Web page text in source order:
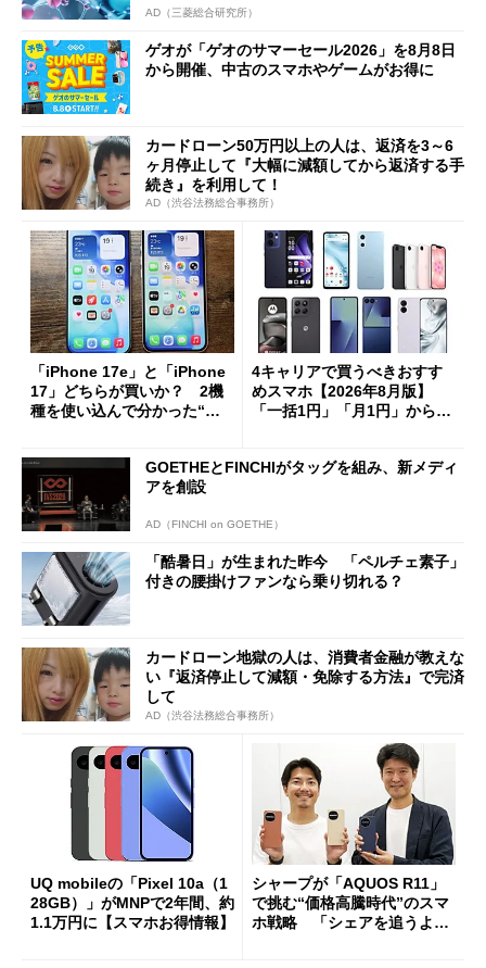
AD（三菱総合研究所）
ゲオが「ゲオのサマーセール2026」を8月8日
から開催、中古のスマホやゲームがお得に
カードローン50万円以上の人は、返済を3～6
ヶ月停止して『大幅に減額してから返済する手
続き』を利用して！
AD（渋谷法務総合事務所）
「iPhone 17e」と「iPhone
17」どちらが買いか？ 2機
種を使い込んで分かった“ス
4キャリアで買うべきおすす
めスマホ【2026年8月版】
「一括1円」「月1円」からお
GOETHEとFINCHIがタッグを組み、新メディ
アを創設
AD（FINCHI on GOETHE）
「酷暑日」が生まれた昨今 「ペルチェ素子」
付きの腰掛けファンなら乗り切れる？
カードローン地獄の人は、消費者金融が教えな
い『返済停止して減額・免除する方法』で完済
して
AD（渋谷法務総合事務所）
UQ mobileの「Pixel 10a（1
28GB）」がMNPで2年間、約
1.1万円に【スマホお得情報】
シャープが「AQUOS R11」
で挑む“価格高騰時代”のスマ
ホ戦略 「シェアを追うより